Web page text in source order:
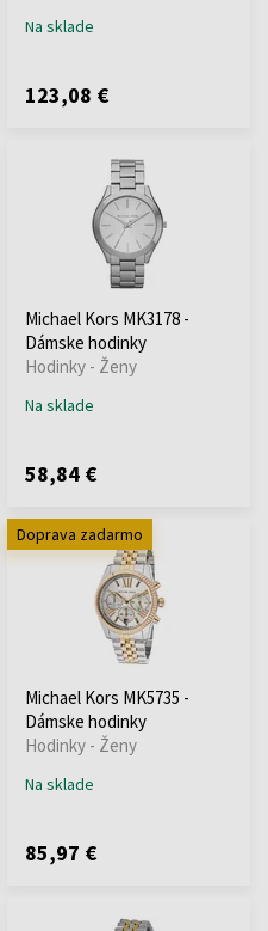
Na sklade
123,08 €
Michael Kors MK3178 -
Dámske hodinky
Hodinky - Ženy
Na sklade
58,84 €
Doprava zadarmo
Michael Kors MK5735 -
Dámske hodinky
Hodinky - Ženy
Na sklade
85,97 €